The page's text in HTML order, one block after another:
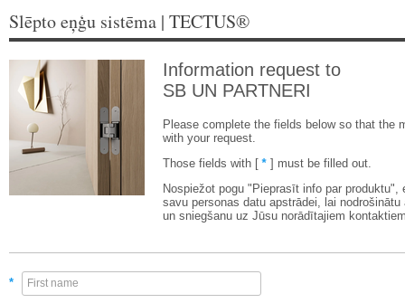
Slēpto eņģu sistēma | TECTUS®
Information request to
SB UN PARTNERI
Please complete the fields below so that the
with your request.
Those fields with [ * ] must be filled out.
Nospiežot pogu "Pieprasīt info par produktu",
savu personas datu apstrādei, lai
un sniegšanu uz Jūsu norādītajiem
*